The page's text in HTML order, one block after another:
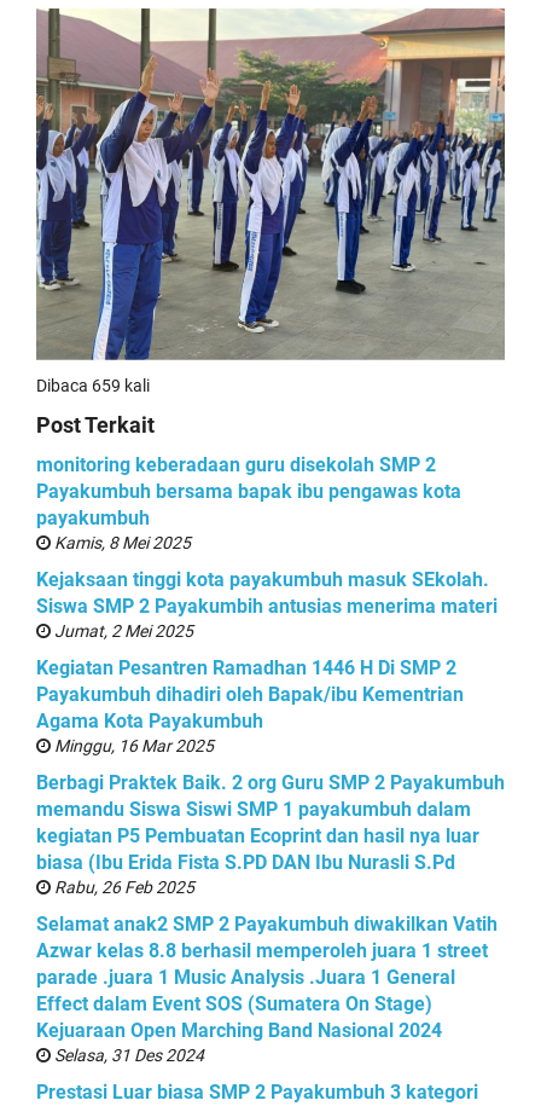
Dibaca 659 kali
Post Terkait
monitoring keberadaan guru disekolah SMP 2
Payakumbuh bersama bapak ibu pengawas kota
payakumbuh
Kamis, 8 Mei 2025
Kejaksaan tinggi kota payakumbuh masuk SEkolah.
Siswa SMP 2 Payakumbih antusias menerima materi
Jumat, 2 Mei 2025
Kegiatan Pesantren Ramadhan 1446 H Di SMP 2
Payakumbuh dihadiri oleh Bapak/ibu Kementrian
Agama Kota Payakumbuh
Minggu, 16 Mar 2025
Berbagi Praktek Baik. 2 org Guru SMP 2 Payakumbuh
memandu Siswa Siswi SMP 1 payakumbuh dalam
kegiatan P5 Pembuatan Ecoprint dan hasil nya luar
biasa (Ibu Erida Fista S.PD DAN Ibu Nurasli S.Pd
Rabu, 26 Feb 2025
Selamat anak2 SMP 2 Payakumbuh diwakilkan Vatih
Azwar kelas 8.8 berhasil memperoleh juara 1 street
parade .juara 1 Music Analysis .Juara 1 General
Effect dalam Event SOS (Sumatera On Stage)
Kejuaraan Open Marching Band Nasional 2024
Selasa, 31 Des 2024
Prestasi Luar biasa SMP 2 Payakumbuh 3 kategori